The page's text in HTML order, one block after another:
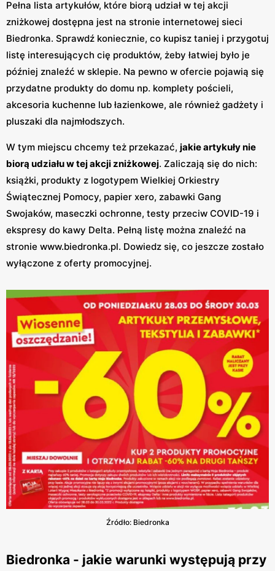
Pełna lista artykułów, które biorą udział w tej akcji
zniżkowej dostępna jest na stronie internetowej sieci
Biedronka. Sprawdź koniecznie, co kupisz taniej i przygotuj
listę interesujących cię produktów, żeby łatwiej było je
później znaleźć w sklepie. Na pewno w ofercie pojawią się
przydatne produkty do domu np. komplety pościeli,
akcesoria kuchenne lub łazienkowe, ale również gadżety i
pluszaki dla najmłodszych.
W tym miejscu chcemy też przekazać, jakie artykuły nie
biorą udziału w tej akcji zniżkowej. Zaliczają się do nich:
książki, produkty z logotypem Wielkiej Orkiestry
Świątecznej Pomocy, papier xero, zabawki Gang
Swojaków, maseczki ochronne, testy przeciw COVID-19 i
ekspresy do kawy Delta. Pełną listę można znaleźć na
stronie www.biedronka.pl. Dowiedz się, co jeszcze zostało
wyłączone z oferty promocyjnej.
Źródło: Biedronka
Biedronka - jakie warunki występują przy